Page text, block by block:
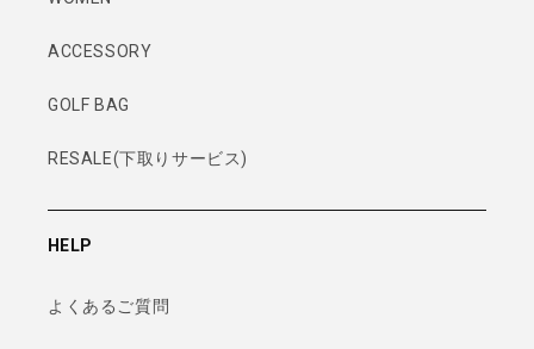
ACCESSORY
GOLF BAG
RESALE(下取りサービス)
HELP
よくあるご質問